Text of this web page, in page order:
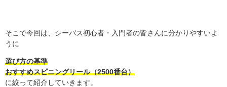
そこで今回は、シーバス初心者・入門者の皆さんに分かりやすいよ
うに
選び方の基準
おすすめスピニングリール（2500番台）
に絞って紹介していきます。